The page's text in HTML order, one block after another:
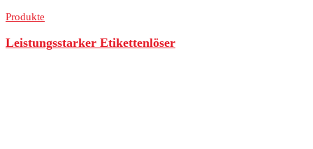
Produkte
Leistungsstarker Etikettenlöser